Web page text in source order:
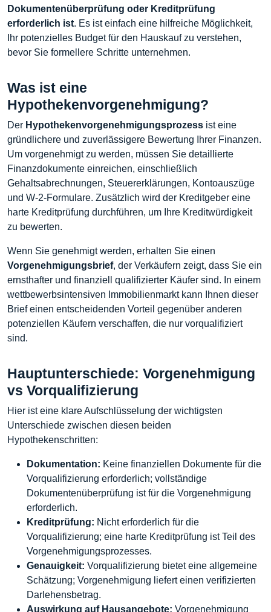
Dokumentenüberprüfung oder Kreditprüfung
erforderlich ist. Es ist einfach eine hilfreiche Möglichkeit,
Ihr potenzielles Budget für den Hauskauf zu verstehen,
bevor Sie formellere Schritte unternehmen.
Was ist eine
Hypothekenvorgenehmigung?
Der Hypothekenvorgenehmigungsprozess ist eine
gründlichere und zuverlässigere Bewertung Ihrer Finanzen.
Um vorgenehmigt zu werden, müssen Sie detaillierte
Finanzdokumente einreichen, einschließlich
Gehaltsabrechnungen, Steuererklärungen, Kontoauszüge
und W-2-Formulare. Zusätzlich wird der Kreditgeber eine
harte Kreditprüfung durchführen, um Ihre Kreditwürdigkeit
zu bewerten.
Wenn Sie genehmigt werden, erhalten Sie einen
Vorgenehmigungsbrief, der Verkäufern zeigt, dass Sie ein
ernsthafter und finanziell qualifizierter Käufer sind. In einem
wettbewerbsintensiven Immobilienmarkt kann Ihnen dieser
Brief einen entscheidenden Vorteil gegenüber anderen
potenziellen Käufern verschaffen, die nur vorqualifiziert
sind.
Hauptunterschiede: Vorgenehmigung
vs Vorqualifizierung
Hier ist eine klare Aufschlüsselung der wichtigsten
Unterschiede zwischen diesen beiden
Hypothekenschritten:
Dokumentation: Keine finanziellen Dokumente für die
Vorqualifizierung erforderlich; vollständige
Dokumentenüberprüfung ist für die Vorgenehmigung
erforderlich.
Kreditprüfung: Nicht erforderlich für die
Vorqualifizierung; eine harte Kreditprüfung ist Teil des
Vorgenehmigungsprozesses.
Genauigkeit: Vorqualifizierung bietet eine allgemeine
Schätzung; Vorgenehmigung liefert einen verifizierten
Darlehensbetrag.
Auswirkung auf Hausangebote: Vorgenehmigung